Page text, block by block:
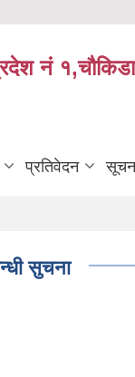
नं
प्रतिवेदन
सुचना